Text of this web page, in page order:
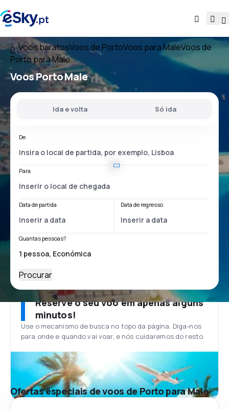
Voos baratosVoos de PortoVoos para MaleVoos de
Porto para Male
VoosPorto Male
Ida e volta Só ida
De
Para
Data de partida Data de regresso
Quantas pessoas?
Procurar
Reserve o seu voo em apenas alguns
minutos!
Use o mecanismo de busca no topo da página. Diga-nos
para onde e quando vai voar, e nós cuidaremos do resto.
Ofertas especiais de voos de Porto para Male